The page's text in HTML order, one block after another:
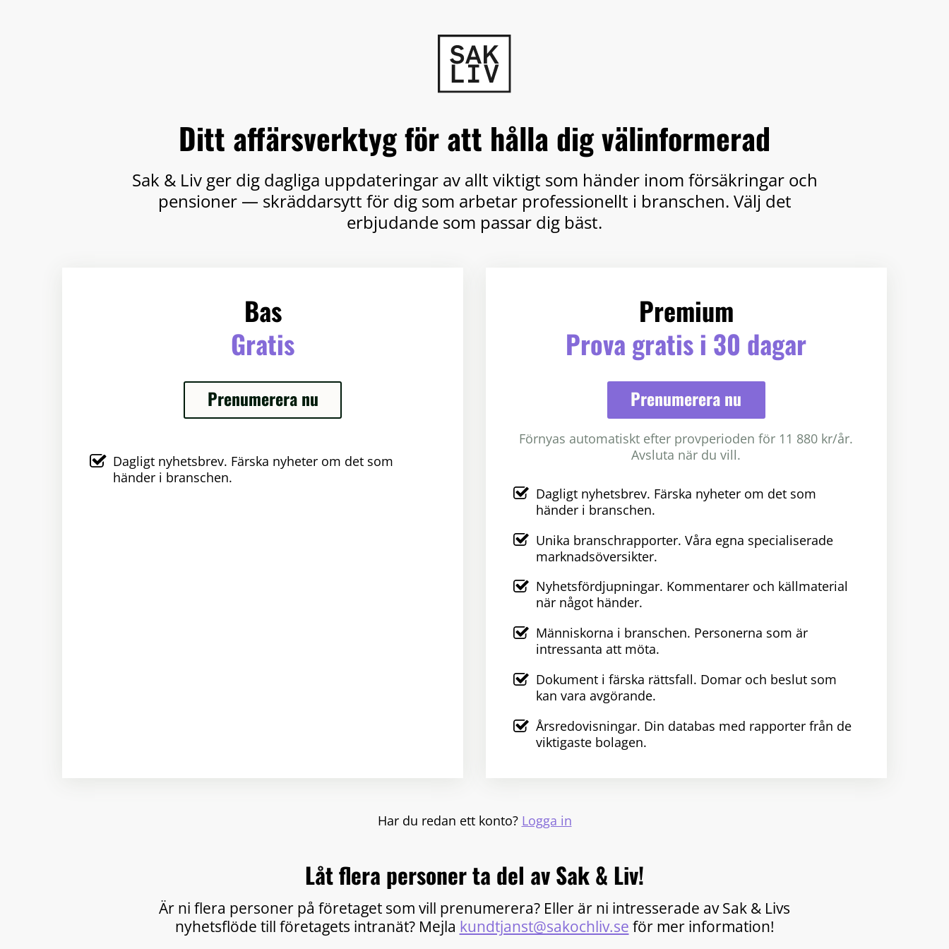
Ditt affärsverktyg för att hålla dig välinformerad
Sak & Liv ger dig dagliga uppdateringar av allt viktigt som händer inom försäkringar och
pensioner — skräddarsytt för dig som arbetar professionellt i branschen. Välj det
erbjudande som passar dig bäst.
Bas
Gratis
Prenumerera nu
Dagligt nyhetsbrev. Färska nyheter om det som
händer i branschen.
Premium
Prova gratis i 30 dagar
Prenumerera nu
Förnyas automatiskt efter provperioden för 11 880 kr/år.
Avsluta när du vill.
Dagligt nyhetsbrev. Färska nyheter om det som
händer i branschen.
Unika branschrapporter. Våra egna specialiserade
marknadsöversikter.
Nyhetsfördjupningar. Kommentarer och källmaterial
när något händer.
Människorna i branschen. Personerna som är
intressanta att möta.
Dokument i färska rättsfall. Domar och beslut som
kan vara avgörande.
Årsredovisningar. Din databas med rapporter från de
viktigaste bolagen.
Har du redan ett konto? Logga in
Låt flera personer ta del av Sak & Liv!
Är ni flera personer på företaget som vill prenumerera? Eller är ni intresserade av Sak & Livs
nyhetsflöde till företagets intranät? Mejla kundtjanst@sakochliv.se för mer information!